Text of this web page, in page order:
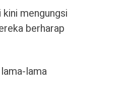
mengungsi
berharap
lama